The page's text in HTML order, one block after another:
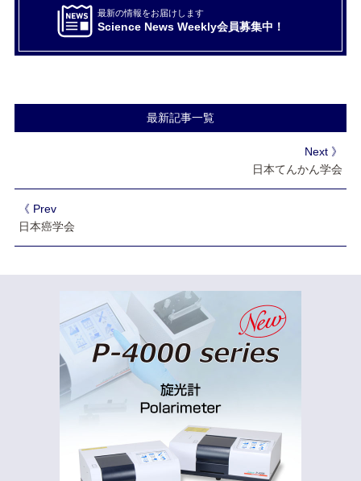
最新の情報をお届けします
Science News Weekly会員募集中！
最新記事一覧
Next 》
日本てんかん学会
《 Prev
日本癌学会